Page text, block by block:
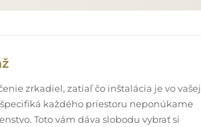
zrkadiel, zatiaľ čo inštalácia je vo vašej
každého priestoru neponúkame
Toto vám dáva slobodu vybrať si